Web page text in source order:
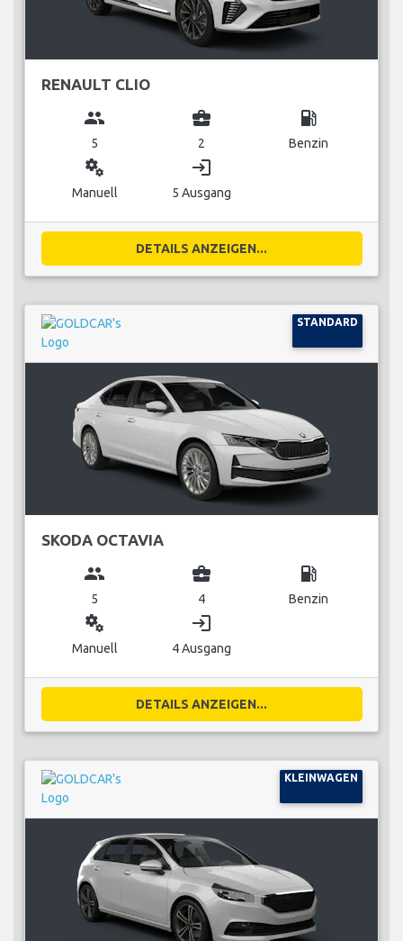
RENAULT CLIO
group
5
business_center
2
local_gas_station
Benzin
miscellaneous_services
Manuell
login
5 Ausgang
DETAILS ANZEIGEN...
STANDARD
SKODA OCTAVIA
group
5
business_center
4
local_gas_station
Benzin
miscellaneous_services
Manuell
login
4 Ausgang
DETAILS ANZEIGEN...
KLEINWAGEN